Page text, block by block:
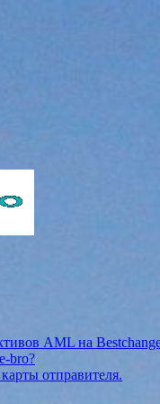
AML на
bro?
отправителя.